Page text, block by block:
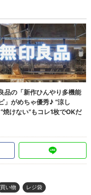
買い物 レジ袋